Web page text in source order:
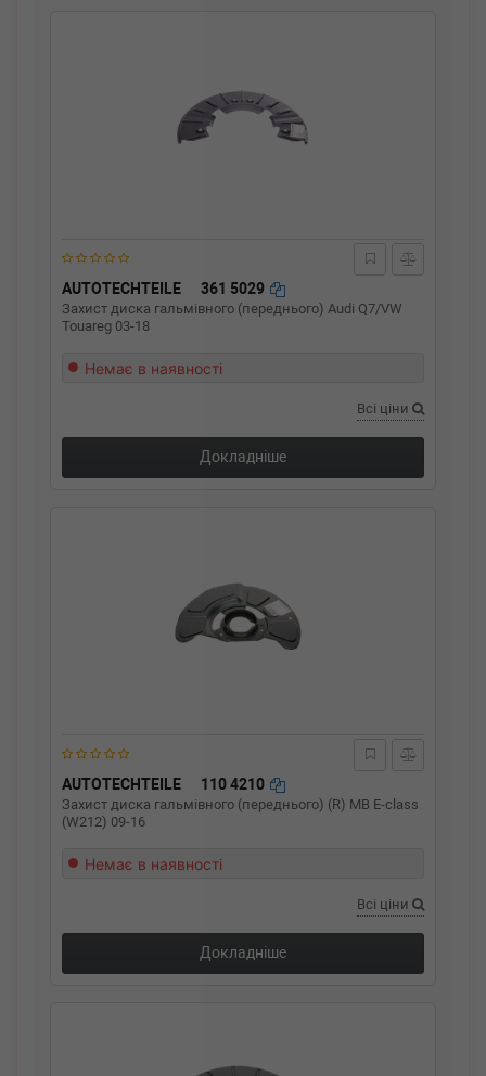
AUTOTECHTEILE 361 5029
Захист диска гальмівного (переднього) Audi Q7/VW
Touareg 03-18
Немає в наявності
Всі ціни
Докладніше
AUTOTECHTEILE 110 4210
Захист диска гальмівного (переднього) (R) MB E-class
(W212) 09-16
Немає в наявності
Всі ціни
Докладніше